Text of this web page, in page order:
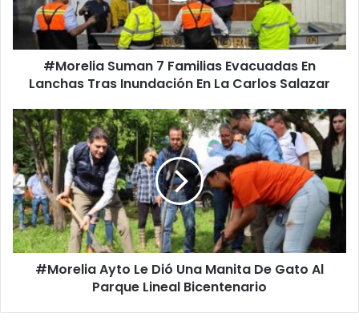
Lanchas
Tras
Inundación
Salazar
#Morelia Suman 7 Familias Evacuadas En
Lanchas Tras Inundación En La Carlos Salazar
#Morelia
Ayto
Le
Dió
Una
Manita
De
Gato
Al
Parque#Morelia Ayto Le Dió Una Manita De Gato Al
Parque Lineal Bicentenario